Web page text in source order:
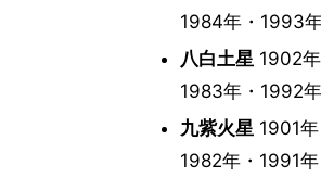
1984年・1993
八白土星1902年
1983年・1992
九紫火星1901年
1982年・1991